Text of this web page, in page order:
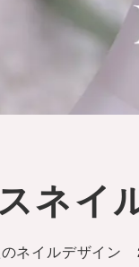
ネイ
ネイルデザイン